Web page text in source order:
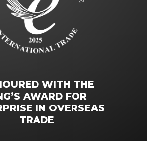
WITH THE
AWARD FOR
IN OVERSEAS
TRADE